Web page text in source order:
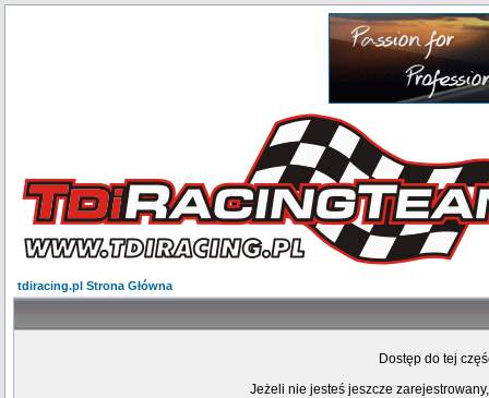
tdiracing.pl Strona Główna
Dostęp do tej
Jeżeli nie jesteś jeszcze